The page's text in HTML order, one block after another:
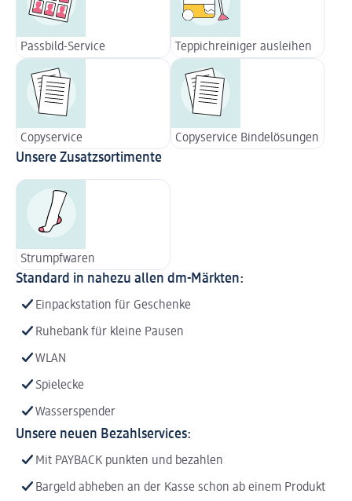
Passbild-Service Teppichreiniger ausleihen
Copyservice Copyservice Bindelösungen
Unsere Zusatzsortimente
Strumpfwaren
Standard in nahezu allen dm-Märkten:
Einpackstation für Geschenke
Ruhebank für kleine Pausen
WLAN
Spielecke
Wasserspender
Unsere neuen Bezahlservices:
Mit PAYBACK punkten und bezahlen
Bargeld abheben an der Kasse schon ab einem Produkt